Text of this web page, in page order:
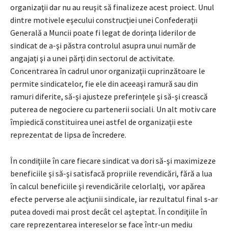
organizaţii dar nu au reuşit să finalizeze acest proiect. Unul
dintre motivele eşecului construcţiei unei Confederaţii
Generală a Muncii poate fi legat de dorinţa liderilor de
sindicat de a-şi păstra controlul asupra unui număr de
angajaţi şi a unei părţi din sectorul de activitate.
Concentrarea în cadrul unor organizaţii cuprinzătoare le
permite sindicatelor, fie ele din aceeaşi ramură sau din
ramuri diferite, să-şi ajusteze preferinţele şi să-şi crească
puterea de negociere cu partenerii sociali. Un alt motiv care
împiedică constituirea unei astfel de organizaţii este
reprezentat de lipsa de încredere.
În condiţiile în care fiecare sindicat va dori să-şi maximizeze
beneficiile şi să-şi satisfacă propriile revendicări, fără a lua
în calcul beneficiile şi revendicările celorlalţi, vor apărea
efecte perverse ale acţiunii sindicale, iar rezultatul final s-ar
putea dovedi mai prost decât cel aşteptat. În condiţiile în
care reprezentarea intereselor se face într-un mediu